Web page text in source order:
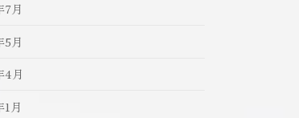
7月
5月
4月
1月